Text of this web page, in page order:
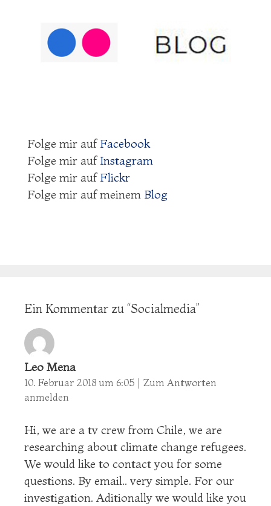
Folge mir auf Facebook
Folge mir auf Instagram
Folge mir auf Flickr
Folge mir auf meinem Blog
Ein Kommentar zu “Socialmedia”
Leo Mena
10. Februar 2018 um 6:05 | Zum Antworten
anmelden
Hi, we are a tv crew from Chile, we are
researching about climate change refugees.
We would like to contact you for some
questions. By email.. very simple. For our
investigation. Aditionally we would like you